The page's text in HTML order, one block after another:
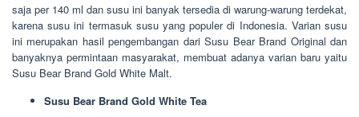
saja per 140 ml dan susu ini banyak tersedia di warung-warung terdekat,
karena susu ini termasuk susu yang populer di Indonesia. Varian susu
ini merupakan hasil pengembangan dari Susu Bear Brand Original dan
banyaknya permintaan masyarakat, membuat adanya varian baru yaitu
Susu Bear Brand Gold White Malt.
Susu Bear Brand Gold White Tea